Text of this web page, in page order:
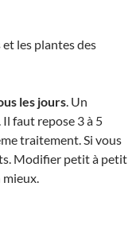
et les plantes des
les jours. Un
faut repose 3 à 5
traitement. Si vous
Modifier petit à petit